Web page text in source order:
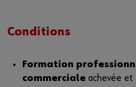
Conditions
Formation
commerciale achevée et